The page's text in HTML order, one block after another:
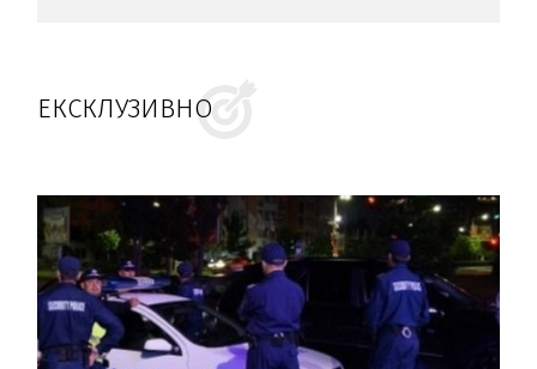
ЕКСКЛУЗИВНО